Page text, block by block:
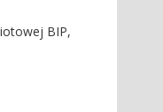
BIP,